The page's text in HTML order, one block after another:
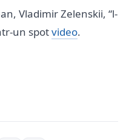
Vladimir Zelenskii, “l-
un spotvideo.